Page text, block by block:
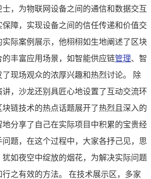
，为物联网设备之间的通信和数据交互
障，实现设备之间的信任传递和价值交
际案例展示，他栩栩如生地阐述了区块
丰富应用场景，如智能供应链管理、智
现场观众的浓厚兴趣和热烈讨论。 除
，沙龙还别具匠心地设置了互动交流环
链技术的热点话题展开了热烈且深入的
分享了自己在实际项目中积累的宝贵经
题，在这个过程中，大家各抒己见，思
如夜空中绽放的烟花，为解决实际问题
之有效的方法。 在技术展示区，多家